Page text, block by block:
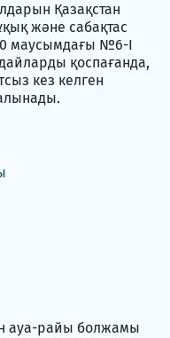
Қазақстан
және сабақтас
маусымдағы №6-I
қоспағанда,
кез келген
ауа-райы болжамы